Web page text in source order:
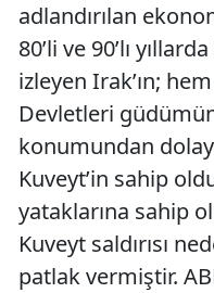
adlandırılan
80’li ve 90’lı
izleyen Irak’ın;
Devletleri
konumundan
Kuveyt’in sahip
yataklarına sahip
Kuveyt saldırısı
patlak vermiştir.